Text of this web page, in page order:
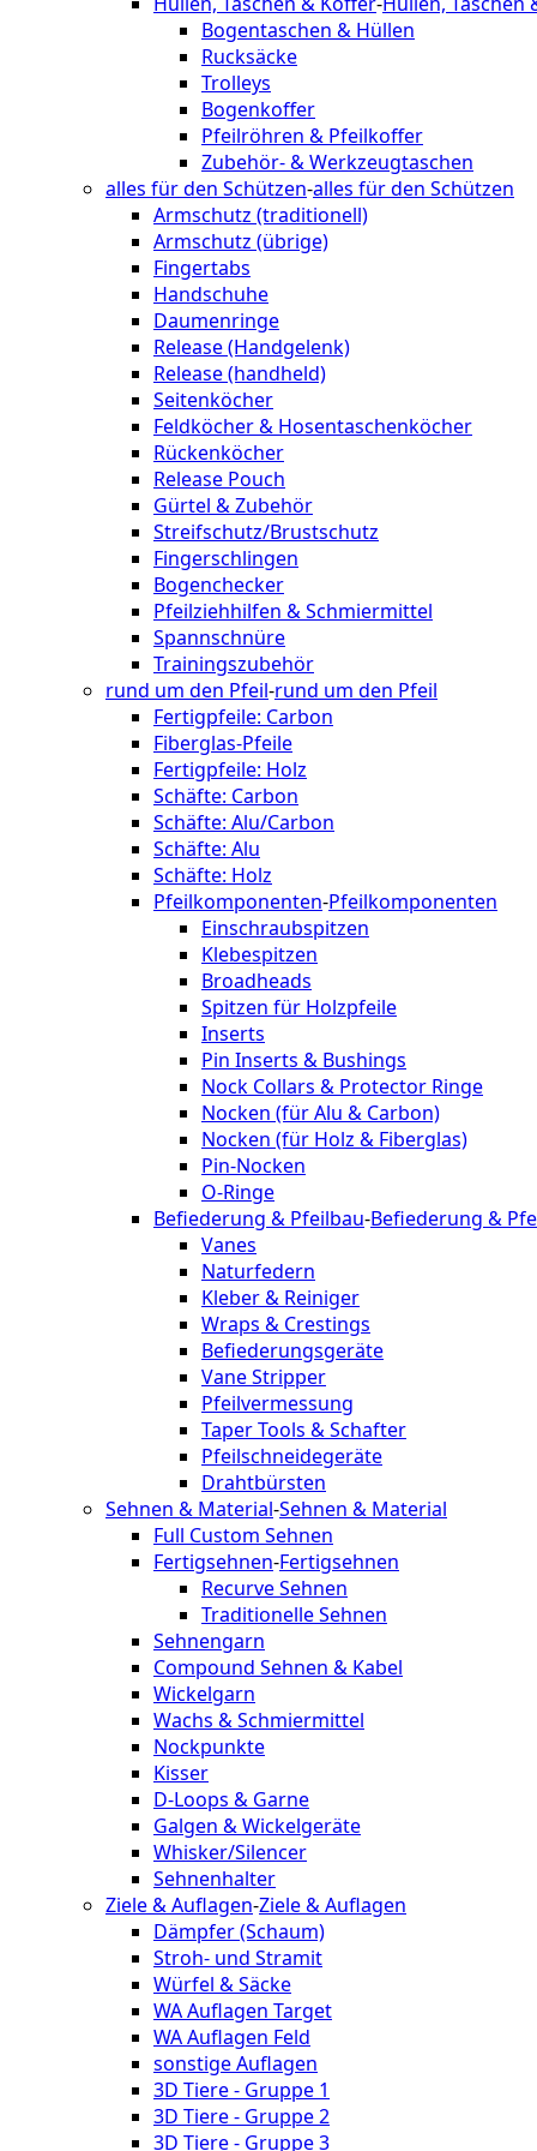
Bogentaschen & Hüllen
Rucksäcke
Trolleys
Bogenkoffer
Pfeilröhren & Pfeilkoffer
Zubehör- & Werkzeugtaschen
alles für den Schützen-alles für den Schützen
Armschutz (traditionell)
Armschutz (übrige)
Fingertabs
Handschuhe
Daumenringe
Release (Handgelenk)
Release (handheld)
Seitenköcher
Feldköcher & Hosentaschenköcher
Rückenköcher
Release Pouch
Gürtel & Zubehör
Streifschutz/Brustschutz
Fingerschlingen
Bogenchecker
Pfeilziehhilfen & Schmiermittel
Spannschnüre
Trainingszubehör
rund um den Pfeil-rund um den Pfeil
Fertigpfeile: Carbon
Fiberglas-Pfeile
Fertigpfeile: Holz
Schäfte: Carbon
Schäfte: Alu/Carbon
Schäfte: Alu
Schäfte: Holz
Pfeilkomponenten-Pfeilkomponenten
Einschraubspitzen
Klebespitzen
Broadheads
Spitzen für Holzpfeile
Inserts
Pin Inserts & Bushings
Nock Collars & Protector Ringe
Nocken (für Alu & Carbon)
Nocken (für Holz & Fiberglas)
Pin-Nocken
O-Ringe
Befiederung & Pfeilbau-Befiederung &
Vanes
Naturfedern
Kleber & Reiniger
Wraps & Crestings
Befiederungsgeräte
Vane Stripper
Pfeilvermessung
Taper Tools & Schafter
Pfeilschneidegeräte
Drahtbürsten
Sehnen & Material-Sehnen & Material
Full Custom Sehnen
Fertigsehnen-Fertigsehnen
Recurve Sehnen
Traditionelle Sehnen
Sehnengarn
Compound Sehnen & Kabel
Wickelgarn
Wachs & Schmiermittel
Nockpunkte
Kisser
D-Loops & Garne
Galgen & Wickelgeräte
Whisker/Silencer
Sehnenhalter
Ziele & Auflagen-Ziele & Auflagen
Dämpfer (Schaum)
Stroh- und Stramit
Würfel & Säcke
WA Auflagen Target
WA Auflagen Feld
sonstige Auflagen
3D Tiere - Gruppe 1
3D Tiere - Gruppe 2
3D Tiere - Gruppe 3